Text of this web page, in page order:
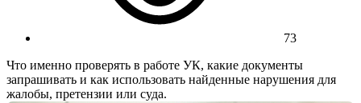
73
Что именно проверять в работе УК, какие документы
запрашивать и как использовать найденные нарушения для
жалобы, претензии или суда.